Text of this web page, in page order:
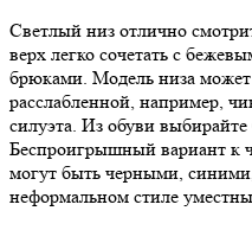
Светлый низ отлично
верх легко сочетать с
брюками. Модель низа может
расслабленной, например,
силуэта. Из обуви
Беспроигрышный вариант
могут быть черными,
неформальном стиле